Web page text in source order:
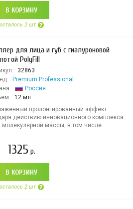
В КОРЗИНУ
осталось 2 шт
для лица и губ с гиалуроновой
PolyFill
32863
Premium Professional
Россия
12 мл
пролонгированный эффект
действию инновационного комплекса
молекулярной массы, в том числе
1325 р.
В КОРЗИНУ
осталось 2 шт